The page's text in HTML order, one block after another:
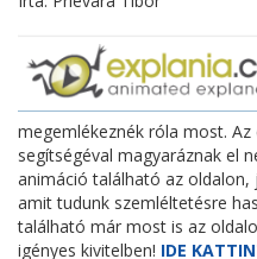
megemlékeznék róla most.
segítségéval magyaráznak el
animáció található az oldalon,
amit tudunk szemléltetésre
található már most is az
igényes kivitelben! IDE